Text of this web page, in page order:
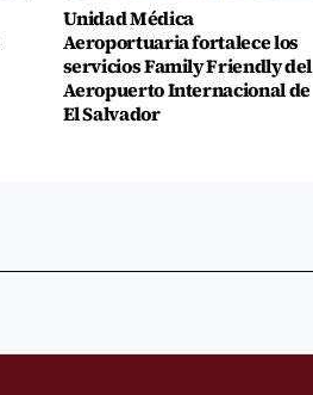
Unidad Médica
Aeroportuaria fortalece los
servicios Family Friendly del
Aeropuerto Internacional de
El Salvador